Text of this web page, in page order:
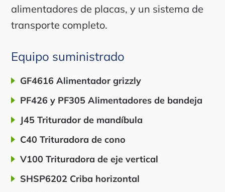
alimentadores de placas, y un sistema de
transporte completo.
Equipo suministrado
GF4616 Alimentador grizzly
PF426 y PF305 Alimentadores de bandeja
J45 Triturador de mandíbula
C40 Trituradora de cono
V100 Trituradora de eje vertical
SHSP6202 Criba horizontal